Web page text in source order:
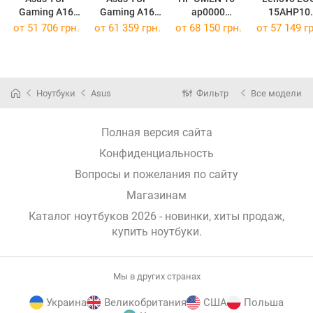
Gaming A16
(2025)
Gaming A16
(2025)
ap0000
[BL6K1AV]
15AHP10
от 51 706 грн. от 61 359 грн. от 68 150 грн. от 57 149
Ноутбуки Asus Фильтр Все модели
Полная версия сайта
Конфиденциальность
Вопросы и пожелания по сайту
Магазинам
Каталог ноутбуков 2026 - новинки, хиты продаж,
купить ноутбуки.
Мы в других странах
Украина Великобритания США
Польша